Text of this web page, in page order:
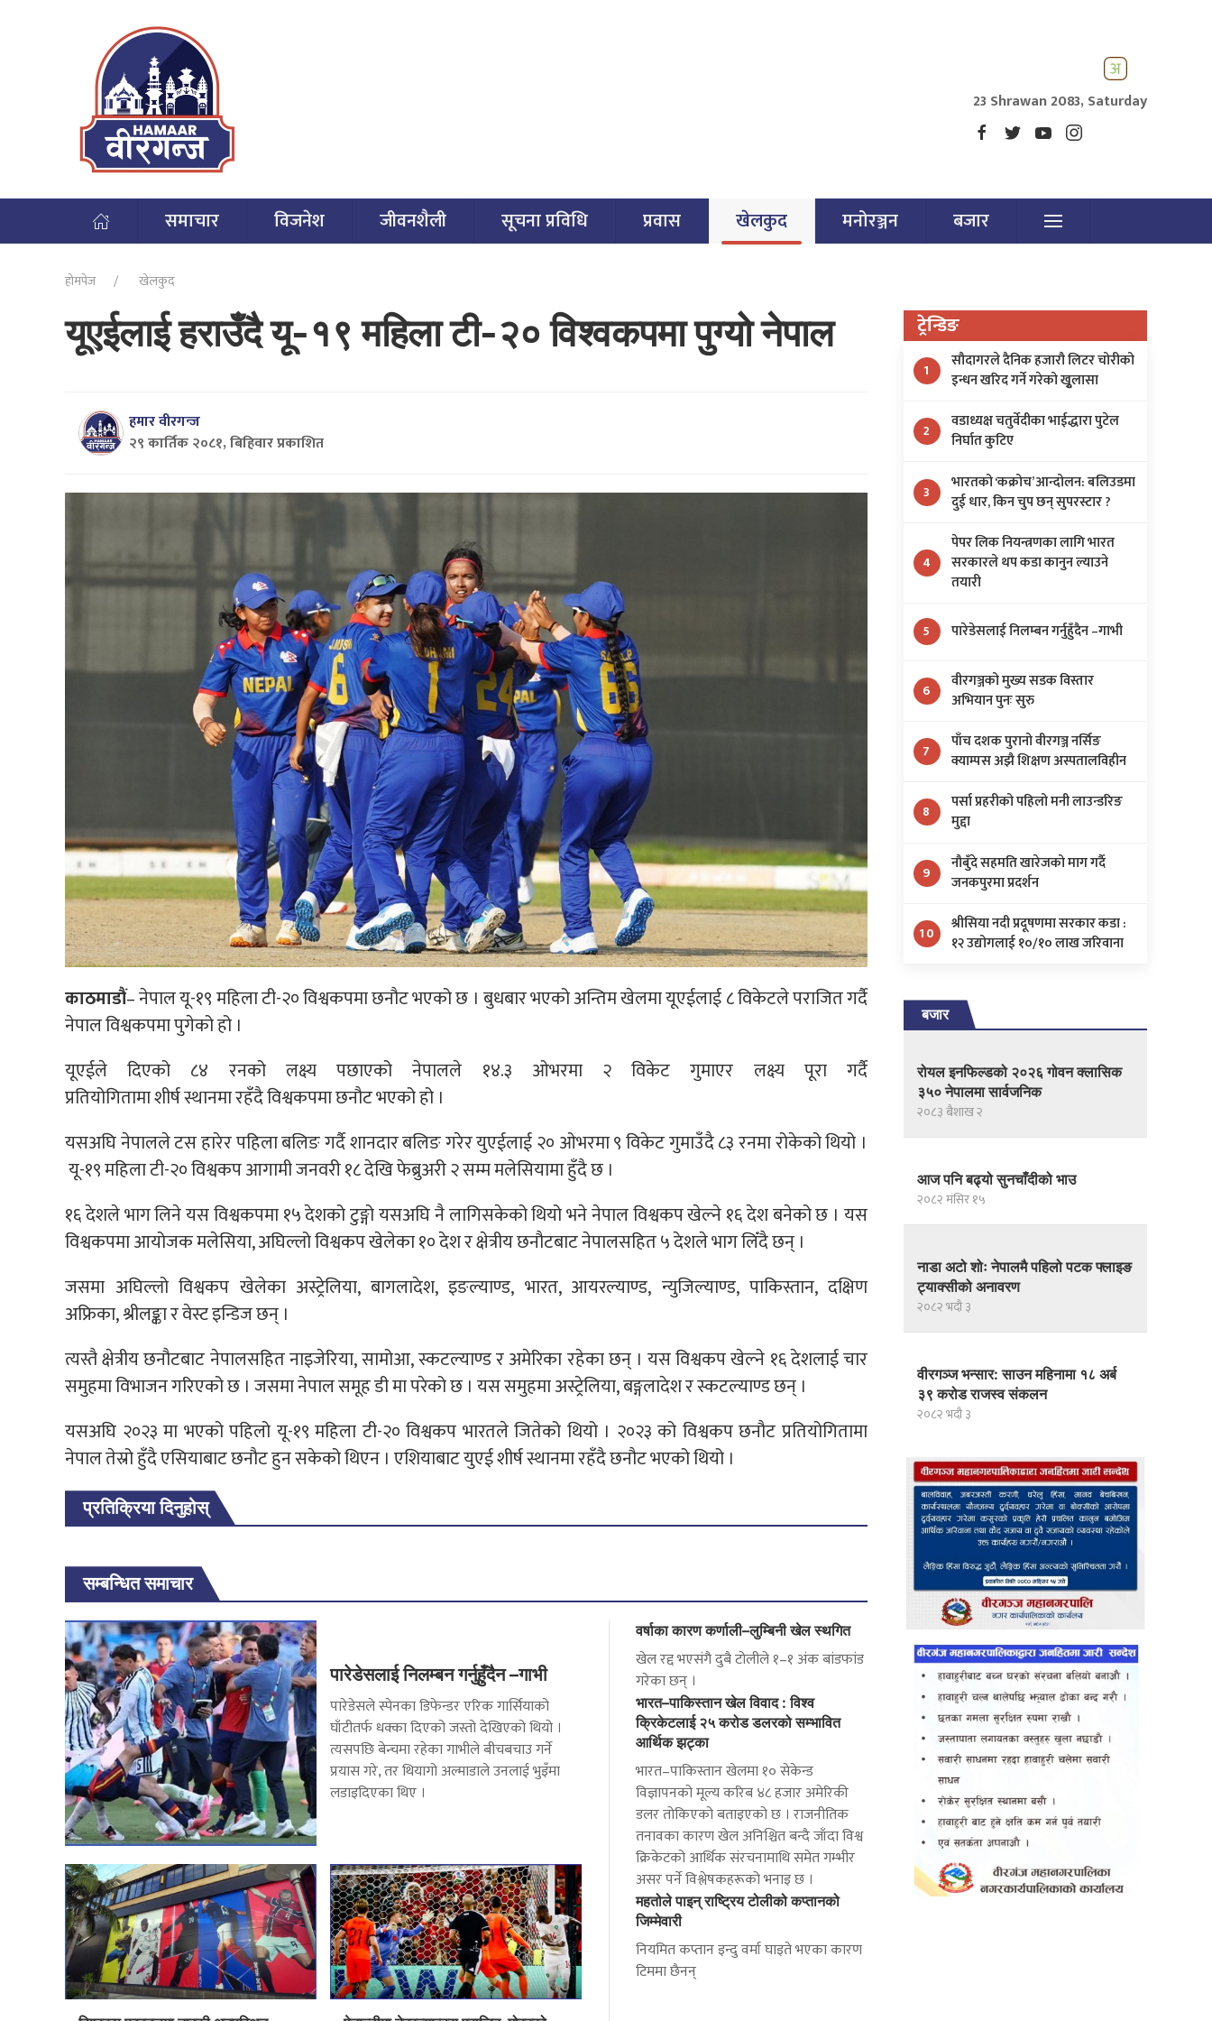
23 Shrawan 2083, Saturday
समाचार विजनेश जीवनशैली सूचना प्रविधि प्रवास खेलकुद मनोरञ्जन बजार
होमपेज खेलकुद
यूएईलाई हराउँदै यू-१९ महिला टी-२० विश्वकपमा पुग्यो नेपाल
हमार वीरगन्ज
२९ कार्तिक २०८१, बिहिवार प्रकाशित
काठमाडौं–नेपालयू-१९महिलाटी-२०विश्वकपमा छनौट भएको छ । बुधबार भएको अन्तिम खेलमा यूएईलाई ८ विकेटले पराजित गर्दै
नेपाल विश्वकपमा पुगेको हो ।
यूएईले दिएको ८४ रनको लक्ष्य पछाएको नेपालले १४.३ ओभरमा २ विकेट गुमाएर लक्ष्य पूरा गर्दै
प्रतियोगितामाशीर्षस्थानमारहँदैविश्वकपमा छनौट भएको हो ।
यसअघि नेपालले टस हारेर पहिला बलिङ गर्दै शानदार बलिङ गरेर युएईलाई २० ओभरमा ९ विकेटगुमाउँदै८३ रनमा रोकेको थियो ।
यू-१९महिलाटी-२०विश्वकप आगामी जनवरी १८ देखि फेब्रुअरी २ सम्म मलेसियामाहुँदैछ ।
१६ देशले भाग लिने यस विश्वकपमा १५ देशकोटुङ्गोयसअघि नै लागिसकेको थियो भने नेपाल विश्वकप खेल्ने १६ देश बनेको छ । यस
विश्वकपमा आयोजक मलेसिया, अघिल्लो विश्वकप खेलेका १० देश रक्षेत्रीयछनौटबाट नेपालसहित ५ देशले भागलिँदैछन् ।
जसमा अघिल्लो विश्वकप खेलेका अस्ट्रेलिया, बागलादेश, इङल्याण्ड, भारत, आयरल्याण्ड, न्युजिल्याण्ड,पाकिस्तान, दक्षिण
अफ्रिका,श्रीलङ्कार वेस्टइन्डिजछन् ।
त्यस्तै क्षेत्रीय छनौटबाट नेपालसहित नाइजेरिया,सामोआ,स्कटल्याण्ड र अमेरिका रहेका छन् । यस विश्वकप खेल्ने १६ देशलाई चार
समुहमाविभाजनगरिएको छ । जसमा नेपाल समूह डी मा परेको छ । यस समुहमा अस्ट्रेलिया,बङ्गलादेशर स्कटल्याण्ड छन् ।
यसअघि २०२३ मा भएको पहिलो यू-१९ महिला टी-२० विश्वकप भारतले जितेको थियो । २०२३ को विश्वकप छनौट प्रतियोगितामा
नेपाल तेस्रोहुँदैएसियाबाट छनौट हुन सकेको थिएन । एशियाबाट युएईशीर्षस्थानमारहँदैछनौट भएको थियो ।
प्रतिक्रिया दिनुहोस्
सम्बन्धित समाचार
पारेडेसलाई निलम्बन गर्नुहुँदैन –गाभी
पारेडेसले स्पेनका डिफेन्डर एरिक गार्सियाको
घाँटीतर्फ धक्का दिएको जस्तो देखिएको थियो ।
त्यसपछि बेन्चमा रहेका गाभीले बीचबचाउ गर्ने
प्रयास गरे, तर थियागो अल्माडाले उनलाई भुइँमा
लडाइदिएका थिए ।
वर्षाका कारण कर्णाली–लुम्बिनी खेल स्थगित
खेल रद्द भएसंगै दुबै टोलीले १–१ अंक बांडफांड
गरेका छन् ।
भारत–पाकिस्तान खेल विवाद : विश्व
क्रिकेटलाई २५ करोड डलरको सम्भावित
आर्थिक झट्का
भारत–पाकिस्तान खेलमा १० सेकेन्ड
विज्ञापनको मूल्य करिब ४८ हजार अमेरिकी
डलर तोकिएको बताइएको छ । राजनीतिक
तनावका कारण खेल अनिश्चित बन्दै जाँदा विश्व
क्रिकेटको आर्थिक संरचनामाथि समेत गम्भीर
असर पर्ने विश्लेषकहरूको भनाइ छ ।
महतोले पाइन् राष्ट्रिय टोलीको कप्तानको
जिम्मेवारी
नियमित कप्तान इन्दु वर्मा घाइते भएका कारण
टिममा छैनन्
ट्रेन्डिङ
1
सौदागरले दैनिक हजारौ लिटर चोरीको
इन्धन खरिद गर्ने गरेको खुृलासा
2
वडाध्यक्ष चतुर्वेदीका भाईद्धारा पुटेल
निर्घात कुटिए
3
भारतको ‘कक्रोच’ आन्दोलन: बलिउडमा
दुई धार, किन चुप छन् सुपरस्टार ?
4
पेपर लिक नियन्त्रणका लागि भारत
सरकारले थप कडा कानुन ल्याउने
तयारी
5 पारेडेसलाई निलम्बन गर्नुहुँदैन –गाभी
6
वीरगञ्जको मुख्य सडक विस्तार
अभियान पुनः सुरु
7
पाँच दशक पुरानो वीरगञ्ज नर्सिङ
क्याम्पस अझै शिक्षण अस्पतालविहीन
8
पर्सा प्रहरीको पहिलो मनी लाउन्डरिङ
मुद्दा
9
नौबुँदे सहमति खारेजको माग गर्दै
जनकपुरमा प्रदर्शन
10
श्रीसिया नदी प्रदूषणमा सरकार कडा :
१२ उद्योगलाई १०/१० लाख जरिवाना
बजार
रोयल इनफिल्डको २०२६ गोवन क्लासिक
३५० नेपालमा सार्वजनिक
२०८३ बैशाख २
आज पनि बढ्यो सुनचाँदीको भाउ
२०८२ मंसिर १५
नाडा अटो शोः नेपालमै पहिलो पटक फ्लाइङ
ट्याक्सीको अनावरण
२०८२ भदौ ३
वीरगञ्ज भन्सार: साउन महिनामा १८ अर्ब
३९ करोड राजस्व संकलन
२०८२ भदौ ३